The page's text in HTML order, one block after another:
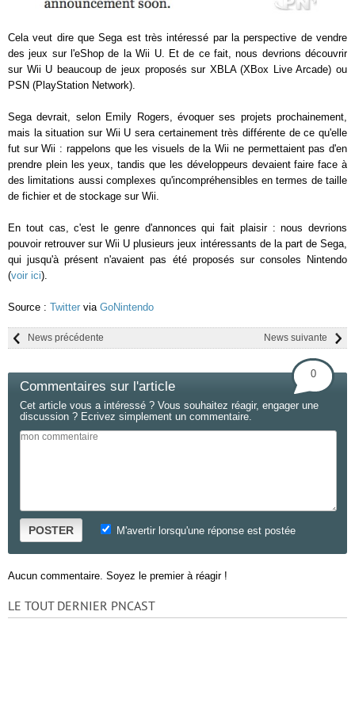
Cela veut dire que Sega est très intéressé par la perspective de vendre
des jeux sur l'eShop de la Wii U. Et de ce fait, nous devrions découvrir
sur Wii U beaucoup de jeux proposés sur XBLA (XBox Live Arcade) ou
PSN (PlayStation Network).
Sega devrait, selon Emily Rogers, évoquer ses projets prochainement,
mais la situation sur Wii U sera certainement très différente de ce qu'elle
fut sur Wii : rappelons que les visuels de la Wii ne permettaient pas d'en
prendre plein les yeux, tandis que les développeurs devaient faire face à
des limitations aussi complexes qu'incompréhensibles en termes de taille
de fichier et de stockage sur Wii.
En tout cas, c'est le genre d'annonces qui fait plaisir : nous devrions
pouvoir retrouver sur Wii U plusieurs jeux intéressants de la part de Sega,
qui jusqu'à présent n'avaient pas été proposés sur consoles Nintendo
(voir ici).
Source : Twitter via GoNintendo
News suivante
News précédente
Commentaires sur l'article
0
Cet article vous a intéressé ? Vous souhaitez réagir, engager une
discussion ? Ecrivez simplement un commentaire.
POSTER M'avertir lorsqu'une réponse est postée
Aucun commentaire. Soyez le premier à réagir !
LE TOUT DERNIER PNCAST